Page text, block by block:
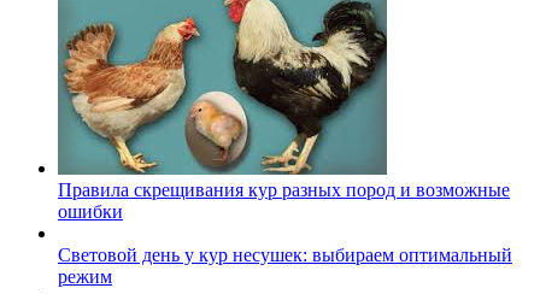
Правила скрещивания кур разных пород и возможные
ошибки
Световой день у кур несушек: выбираем оптимальный
режим